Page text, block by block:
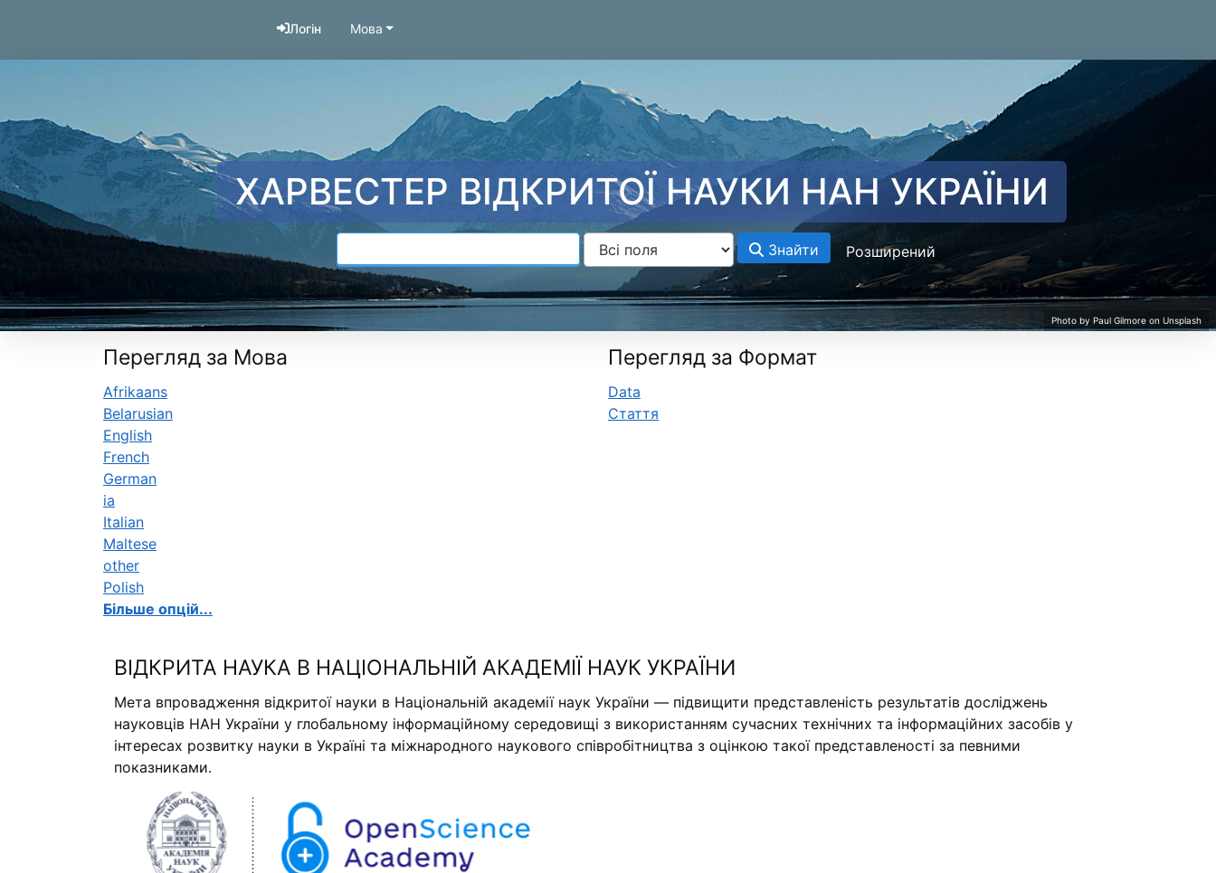
Логін
Мова
ХАРВЕСТЕР ВІДКРИТОЇ НАУКИ НАН УКРАЇНИ
Знайти Розширений
Перегляд за Мова
Afrikaans
Belarusian
English
French
German
ia
Italian
Maltese
other
Polish
Більше опцій...
Перегляд за Формат
Data
Стаття
ВІДКРИТА НАУКА В НАЦІОНАЛЬНІЙ АКАДЕМІЇ НАУК УКРАЇНИ
Мета впровадження відкритої науки в Національній академії наук України — підвищити представленість результатів досліджень
науковців НАН України у глобальному інформаційному середовищі з використанням сучасних технічних та інформаційних засобів у
інтересах розвитку науки в Україні та міжнародного наукового співробітництва з оцінкою такої представленості за певними
показниками.